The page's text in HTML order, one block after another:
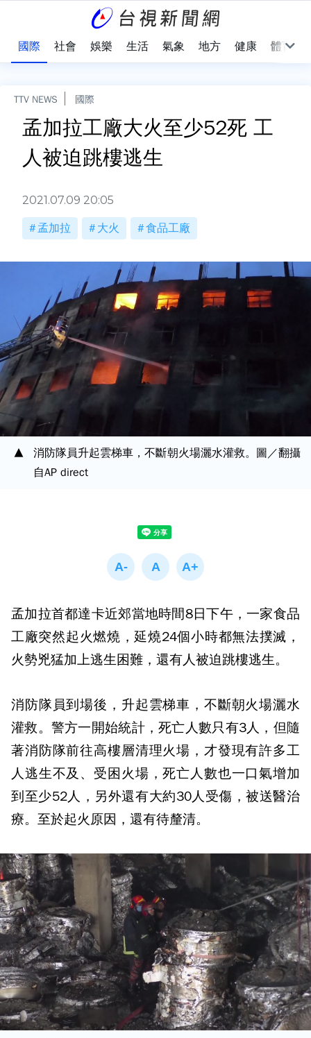
國際 社會 娛樂 生活 氣象 地方 健康 體育
TTV NEWS 國際
孟加拉工廠大火至少52死 工
人被迫跳樓逃生
2021.07.09 20:05
孟加拉 大火 食品工廠
消防隊員升起雲梯車，不斷朝火場灑水灌救。圖／翻攝
自AP direct
孟加拉首都達卡近郊當地時間8日下午，一家食品
工廠突然起火燃燒，延燒24個小時都無法撲滅，
火勢兇猛加上逃生困難，還有人被迫跳樓逃生。
消防隊員到場後，升起雲梯車，不斷朝火場灑水
灌救。警方一開始統計，死亡人數只有3人，但隨
著消防隊前往高樓層清理火場，才發現有許多工
人逃生不及、受困火場，死亡人數也一口氣增加
到至少52人，另外還有大約30人受傷，被送醫治
療。至於起火原因，還有待釐清。